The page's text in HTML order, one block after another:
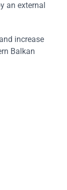
an external
increase
Balkan